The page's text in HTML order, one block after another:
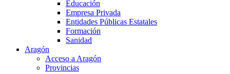
Educación
Empresa Privada
Entidades Públicas Estatales
Formación
Sanidad
Aragón
Acceso a Aragón
Provincias